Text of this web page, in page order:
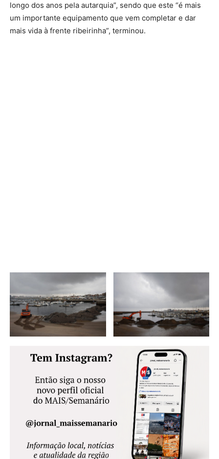
longo dos anos pela autarquia”, sendo que este “é mais
um importante equipamento que vem completar e dar
mais vida à frente ribeirinha”, terminou.